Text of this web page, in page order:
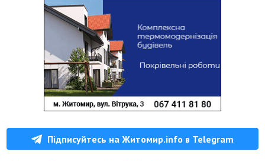
Підписуйтесь на Житомир.info в Telegram